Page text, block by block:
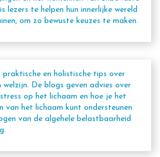
lezers te helpen hun innerlijke wereld
om zo bewuste keuzes te maken.
praktische en holistische tips over
welzijn. De blogs geven advies over
op het lichaam en hoe je het
van het lichaam kunt ondersteunen.
van de algehele belastbaarheid